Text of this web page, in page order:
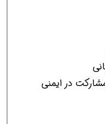
در ایمنی